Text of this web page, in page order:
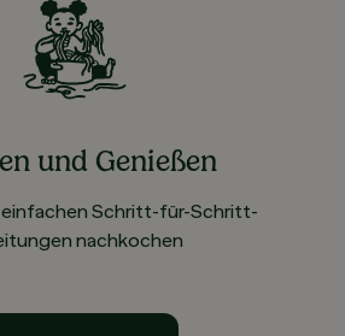
und Genießen
Schritt-für-Schritt-
nachkochen